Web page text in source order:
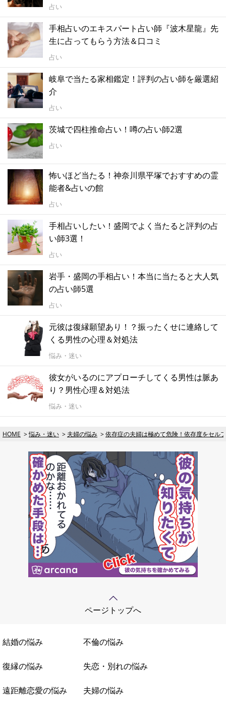
占い
手相占いのエキスパート占い師『波木星龍』先
生に占ってもらう方法＆口コミ
占い
岐阜で当たる家相鑑定！評判の占い師を厳選紹
介
占い
茨城で四柱推命占い！噂の占い師2選
占い
怖いほど当たる！神奈川県平塚でおすすめの霊
能者&占いの館
占い
手相占いしたい！盛岡でよく当たると評判の占
い師3選！
占い
岩手・盛岡の手相占い！本当に当たると大人気
の占い師5選
占い
元彼は復縁願望あり！？振ったくせに連絡して
くる男性の心理＆対処法
悩み・迷い
彼女がいるのにアプローチしてくる男性は脈あ
り？男性心理＆対処法
悩み・迷い
HOME 悩み・迷い 夫婦の悩み 依存症の夫婦は極めて危険！依存度をセル
ページトップへ
結婚の悩み 不倫の悩み
復縁の悩み 失恋・別れの悩み
遠距離恋愛の悩み 夫婦の悩み